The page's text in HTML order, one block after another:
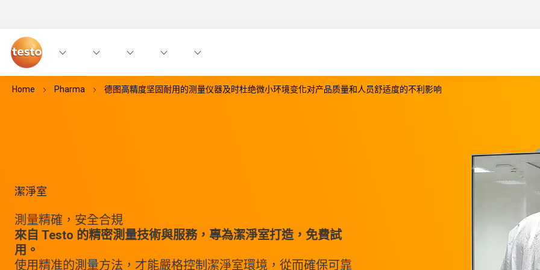
Home Pharma 德图高精度坚固耐用的测量仪器及时杜绝微小环境变化对产品质量和人员舒适度的不利影响
潔淨室
測量精確，安全合規
來自 Testo 的精密測量技術與服務，專為潔淨室打造，免費試
用。
使用精准的測量方法，才能嚴格控制潔淨室環境，從而確保可靠